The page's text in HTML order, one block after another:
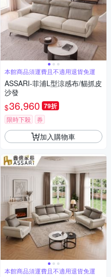
本館商品須運費且不適用退貨免運
ASSARI-菲浦L型涼感布/貓抓皮
沙發
$36,960 79折
限時下殺 券
加入購物車
本館商品須運費且不適用退貨免運